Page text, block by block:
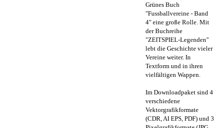
Grünes Buch
"Fussballvereine - Band
4" eine große Rolle. Mit
der Buchreihe
"ZEITSPIEL-Legenden"
lebt die Geschichte vieler
Vereine weiter. In
Textform und in ihren
vielfältigen Wappen.
Im Downloadpaket sind 4
verschiedene
Vektorgrafikformate
(CDR, AI EPS, PDF) und 3